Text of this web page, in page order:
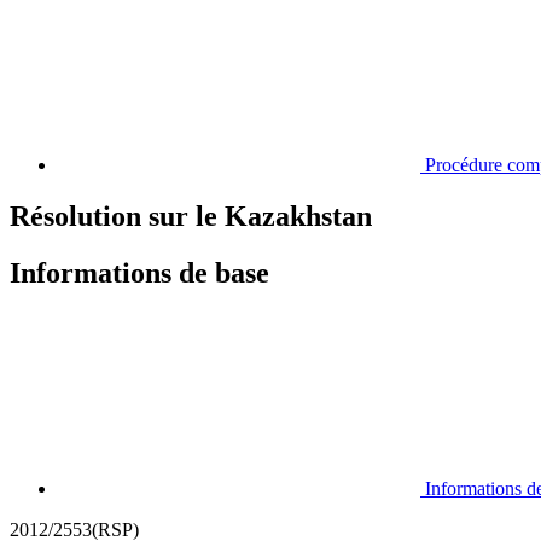
Procédure
Résolution sur le Kazakhstan
Informations de base
Informations
2012/2553(RSP)